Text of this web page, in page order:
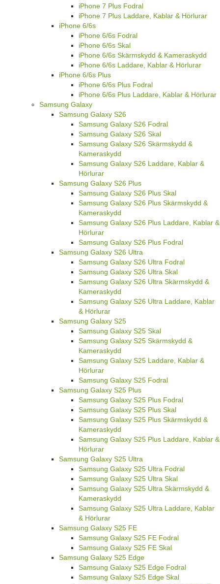
iPhone 7 Plus Fodral
iPhone 7 Plus Laddare, Kablar & Hörlurar
iPhone 6/6s
iPhone 6/6s Fodral
iPhone 6/6s Skal
iPhone 6/6s Skärmskydd & Kameraskydd
iPhone 6/6s Laddare, Kablar & Hörlurar
iPhone 6/6s Plus
iPhone 6/6s Plus Fodral
iPhone 6/6s Plus Laddare, Kablar & Hörlurar
Samsung Galaxy
Samsung Galaxy S26
Samsung Galaxy S26 Fodral
Samsung Galaxy S26 Skal
Samsung Galaxy S26 Skärmskydd &
Kameraskydd
Samsung Galaxy S26 Laddare, Kablar &
Hörlurar
Samsung Galaxy S26 Plus
Samsung Galaxy S26 Plus Skal
Samsung Galaxy S26 Plus Skärmskydd &
Kameraskydd
Samsung Galaxy S26 Plus Laddare, Kablar &
Hörlurar
Samsung Galaxy S26 Plus Fodral
Samsung Galaxy S26 Ultra
Samsung Galaxy S26 Ultra Fodral
Samsung Galaxy S26 Ultra Skal
Samsung Galaxy S26 Ultra Skärmskydd &
Kameraskydd
Samsung Galaxy S26 Ultra Laddare, Kablar
& Hörlurar
Samsung Galaxy S25
Samsung Galaxy S25 Skal
Samsung Galaxy S25 Skärmskydd &
Kameraskydd
Samsung Galaxy S25 Laddare, Kablar &
Hörlurar
Samsung Galaxy S25 Fodral
Samsung Galaxy S25 Plus
Samsung Galaxy S25 Plus Fodral
Samsung Galaxy S25 Plus Skal
Samsung Galaxy S25 Plus Skärmskydd &
Kameraskydd
Samsung Galaxy S25 Plus Laddare, Kablar &
Hörlurar
Samsung Galaxy S25 Ultra
Samsung Galaxy S25 Ultra Fodral
Samsung Galaxy S25 Ultra Skal
Samsung Galaxy S25 Ultra Skärmskydd &
Kameraskydd
Samsung Galaxy S25 Ultra Laddare, Kablar
& Hörlurar
Samsung Galaxy S25 FE
Samsung Galaxy S25 FE Fodral
Samsung Galaxy S25 FE Skal
Samsung Galaxy S25 Edge
Samsung Galaxy S25 Edge Fodral
Samsung Galaxy S25 Edge Skal